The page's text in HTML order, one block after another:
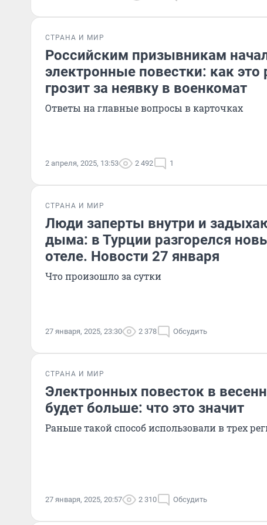
СТРАНА И МИР
Российским призывникам
электронные повестки: как это
грозит за неявку в военкомат
Ответы на главные вопросы в карточках
2 апреля, 2025, 13:53 2 492 1
СТРАНА И МИР
Люди заперты внутри и
дыма: в Турции разгорелся
отеле. Новости 27 января
Что произошло за сутки
27 января, 2025, 23:30 2 378 Обсудить
СТРАНА И МИР
Электронных повесток в
будет больше: что это значит
Раньше такой способ использовали в трех
27 января, 2025, 20:57 2 310 Обсудить